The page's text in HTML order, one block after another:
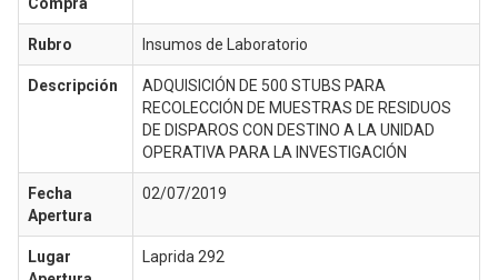
Compra
Rubro Insumos de Laboratorio
Descripción
ADQUISICIÓN DE 500 STUBS PARA
RECOLECCIÓN DE MUESTRAS DE RESIDUOS
DE DISPAROS CON DESTINO A LA UNIDAD
OPERATIVA PARA LA INVESTIGACIÓN
Fecha
Apertura
02/07/2019
Lugar
Laprida 292